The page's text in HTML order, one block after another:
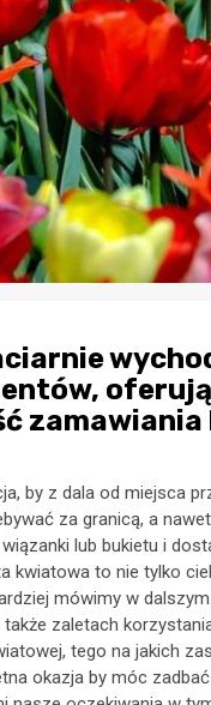
by z dala od miejsca
za granicą, a
lub bukietu i
kwiatowa to nie tylko
mówimy w
zaletach
tego na jakich
okazja by móc